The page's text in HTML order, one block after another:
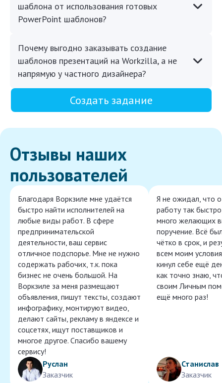
шаблона от использования готовых
PowerPoint шаблонов?
Почему выгодно заказывать создание
шаблонов презентаций на Workzilla, а не
напрямую у частного дизайнера?
Создать задание
Отзывы наших
пользователей
Благодаря Воркзиле мне удаётся
быстро найти исполнителей на
любые виды работ. В сфере
предпринимательской
деятельности, ваш сервис
отличное подспорье. Мне не нужно
содержать рабочих, т.к. пока
бизнес не очень большой. На
Воркзиле за меня размещают
объявления, пишут тексты, создают
инфографику, монтируют видео,
делают сайты, рекламу в яндексе и
соцсетях, ищут поставщиков и
многое другое. Спасибо вашему
сервису!
Руслан
Заказчик
Я не ожидал, что
работу так
много желающих
поручение. Всё
чётко в срок, и
всем моим
кинул себе ещё
как точно знаю,
своим Личным
ещё много раз!
Станислав
Заказчик